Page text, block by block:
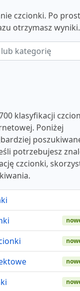
czcionki. Po
otrzymasz wyniki.
klasyfikacji
Poniżej
potrzebujesz
czcionki,